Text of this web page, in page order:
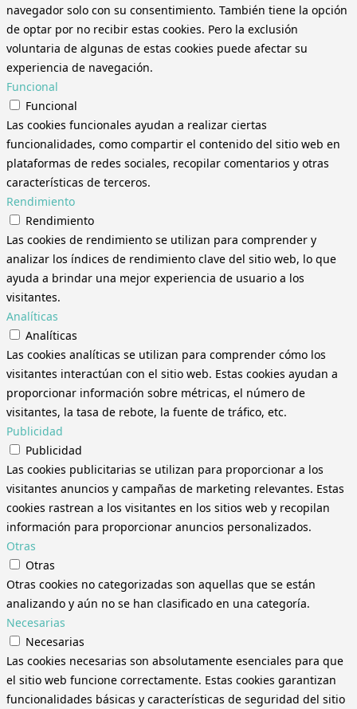
navegador solo con su consentimiento. También tiene la opción
de optar por no recibir estas cookies. Pero la exclusión
voluntaria de algunas de estas cookies puede afectar su
experiencia de navegación.
Funcional
Funcional
Las cookies funcionales ayudan a realizar ciertas
funcionalidades, como compartir el contenido del sitio web en
plataformas de redes sociales, recopilar comentarios y otras
características de terceros.
Rendimiento
Rendimiento
Las cookies de rendimiento se utilizan para comprender y
analizar los índices de rendimiento clave del sitio web, lo que
ayuda a brindar una mejor experiencia de usuario a los
visitantes.
Analíticas
Analíticas
Las cookies analíticas se utilizan para comprender cómo los
visitantes interactúan con el sitio web. Estas cookies ayudan a
proporcionar información sobre métricas, el número de
visitantes, la tasa de rebote, la fuente de tráfico, etc.
Publicidad
Publicidad
Las cookies publicitarias se utilizan para proporcionar a los
visitantes anuncios y campañas de marketing relevantes. Estas
cookies rastrean a los visitantes en los sitios web y recopilan
información para proporcionar anuncios personalizados.
Otras
Otras
Otras cookies no categorizadas son aquellas que se están
analizando y aún no se han clasificado en una categoría.
Necesarias
Necesarias
Las cookies necesarias son absolutamente esenciales para que
el sitio web funcione correctamente. Estas cookies garantizan
funcionalidades básicas y características de seguridad del sitio